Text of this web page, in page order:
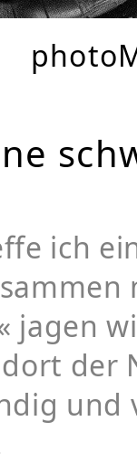
ich
jagen
der